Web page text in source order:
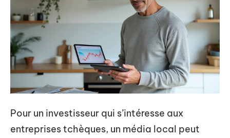
Pour un investisseur qui s’intéresse aux
entreprises tchèques, un média local peut